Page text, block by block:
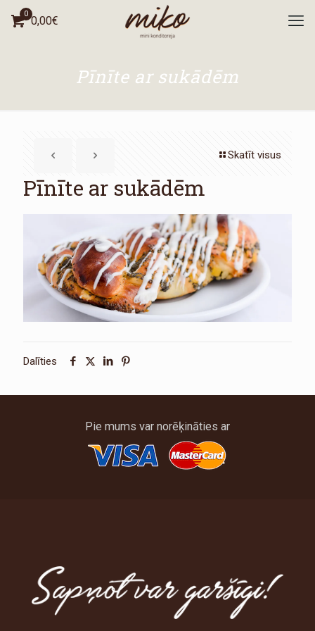
0
0,00€
Pīnīte ar sukādēm
Skatīt visus
Pīnīte ar sukādēm
Dalīties
Pie mums var norēķināties ar